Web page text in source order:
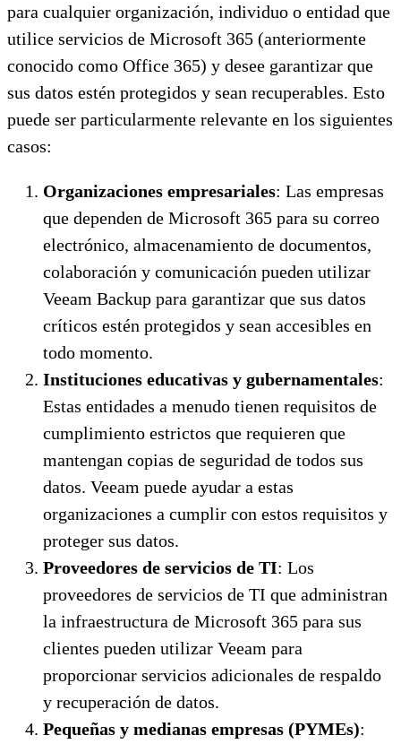
para cualquier organización, individuo o entidad que
utilice servicios de Microsoft 365 (anteriormente
conocido como Office 365) y desee garantizar que
sus datos estén protegidos y sean recuperables. Esto
puede ser particularmente relevante en los siguientes
casos:
Organizaciones empresariales: Las empresas
que dependen de Microsoft 365 para su correo
electrónico, almacenamiento de documentos,
colaboración y comunicación pueden utilizar
Veeam Backup para garantizar que sus datos
críticos estén protegidos y sean accesibles en
todo momento.
Instituciones educativas y gubernamentales:
Estas entidades a menudo tienen requisitos de
cumplimiento estrictos que requieren que
mantengan copias de seguridad de todos sus
datos. Veeam puede ayudar a estas
organizaciones a cumplir con estos requisitos y
proteger sus datos.
Proveedores de servicios de TI: Los
proveedores de servicios de TI que administran
la infraestructura de Microsoft 365 para sus
clientes pueden utilizar Veeam para
proporcionar servicios adicionales de respaldo
y recuperación de datos.
Pequeñas y medianas empresas (PYMEs):